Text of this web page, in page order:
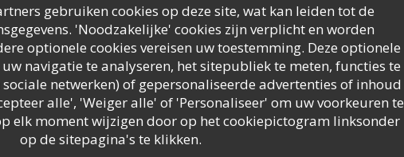
gebruiken cookies op deze site, wat kan leiden tot de
'Noodzakelijke' cookies zijn verplicht en worden
optionele cookies vereisen uw toestemming. Deze optionele
navigatie te analyseren, het sitepubliek te meten, functies te
netwerken) of gepersonaliseerde advertenties of inhoud
alle', 'Weiger alle' of 'Personaliseer' om uw voorkeuren te
elk moment wijzigen door op het cookiepictogram linksonder
op de sitepagina's te klikken.